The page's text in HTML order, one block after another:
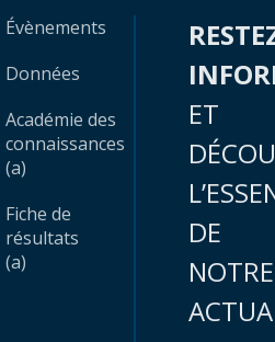
Évènements
Données
Académie des
connaissances
(a)
Fiche de
résultats
(a)
ET
DE
NOTRE